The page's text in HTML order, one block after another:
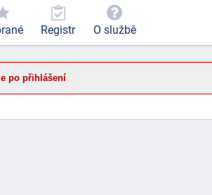
po přihlášení
Registr O službě